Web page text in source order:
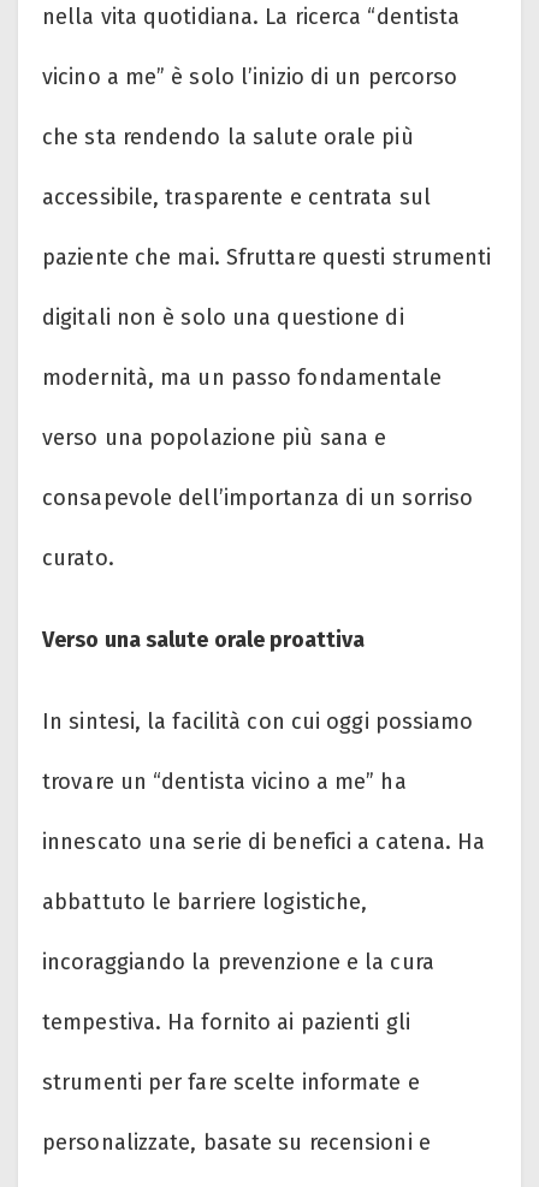
nella vita quotidiana. La ricerca “dentista
vicino a me” è solo l’inizio di un percorso
che sta rendendo la salute orale più
accessibile, trasparente e centrata sul
paziente che mai. Sfruttare questi strumenti
digitali non è solo una questione di
modernità, ma un passo fondamentale
verso una popolazione più sana e
consapevole dell’importanza di un sorriso
curato.
Verso una salute orale proattiva
In sintesi, la facilità con cui oggi possiamo
trovare un “dentista vicino a me” ha
innescato una serie di benefici a catena. Ha
abbattuto le barriere logistiche,
incoraggiando la prevenzione e la cura
tempestiva. Ha fornito ai pazienti gli
strumenti per fare scelte informate e
personalizzate, basate su recensioni e